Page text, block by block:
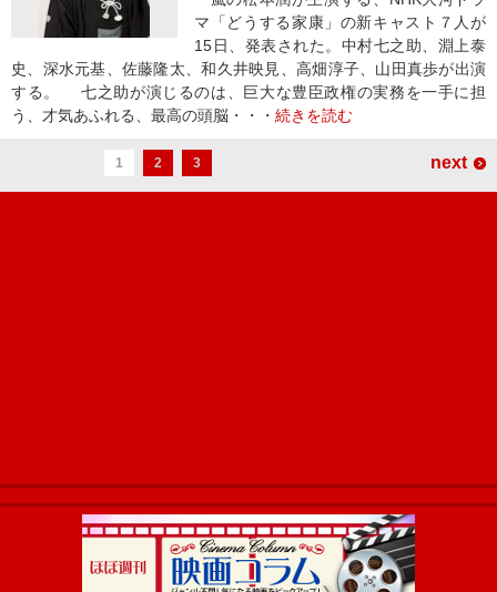
マ「どうする家康」の新キャスト７人が
15日、発表された。中村七之助、淵上泰
史、深水元基、佐藤隆太、和久井映見、高畑淳子、山田真歩が出演
する。 七之助が演じるのは、巨大な豊臣政権の実務を一手に担
う、才気あふれる、最高の頭脳・・・ 続きを読む
1 2 3 next